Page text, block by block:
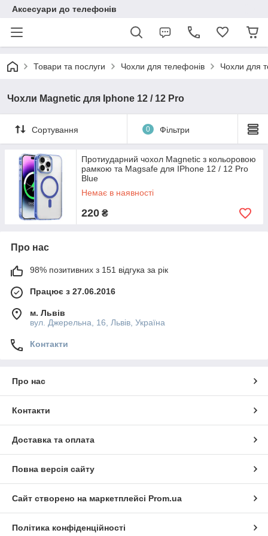
Аксесуари до телефонів
Товари та послуги Чохли для телефонів Чохли для
Чохли Magnetic для Iphone 12 / 12 Pro
Сортування 0 Фільтри
Протиударний чохол Magnetic з кольоровою
рамкою та Magsafe для IPhone 12 / 12 Pro
Blue
Немає в наявності
220 ₴
Про нас
98% позитивних з 151 відгука за рік
Працює з 27.06.2016
м. Львів
вул. Джерельна, 16, Львів, Україна
Контакти
Про нас
Контакти
Доставка та оплата
Повна версія сайту
Сайт створено на маркетплейсі Prom.ua
Політика конфіденційності